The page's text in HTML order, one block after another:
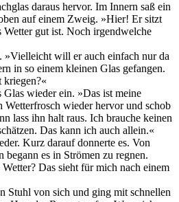
daraus hervor. Im Innern saß ein
auf einem Zweig. »Hier! Er sitzt
Wetter gut ist. Noch irgendwelche
»Vielleicht will er auch einfach nur da
in so einem kleinen Glas gefangen.
wieder ein. »Das ist meine
Wetterfrosch wieder hervor und schob
lass ihn halt raus. Ich brauche keinen
Das kann ich auch allein.«
Kurz darauf donnerte es. Von
begann es in Strömen zu regnen.
Das sieht für mich nach einem
Stuhl von sich und ging mit schnellen